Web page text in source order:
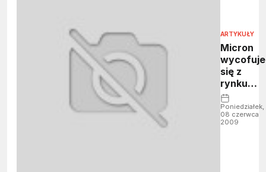
ARTYKUŁY
Micron
wycofuje
się z
rynku
CMOS
Poniedziałek,
08 czerwca
2009